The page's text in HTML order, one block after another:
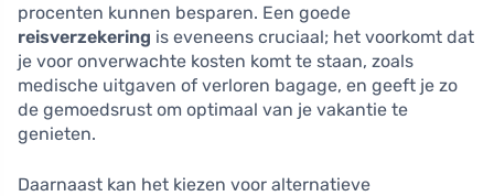
procenten kunnen besparen. Een goede
reisverzekering is eveneens cruciaal; het voorkomt dat
je voor onverwachte kosten komt te staan, zoals
medische uitgaven of verloren bagage, en geeft je zo
de gemoedsrust om optimaal van je vakantie te
genieten.
Daarnaast kan het kiezen voor alternatieve